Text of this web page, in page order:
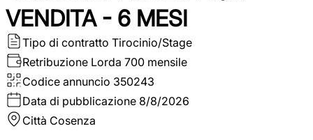
VENDITA - 6 MESI
Tipo di contratto Tirocinio/Stage
Retribuzione Lorda 700 mensile
Codice annuncio 350243
Data di pubblicazione 8/8/2026
Città Cosenza